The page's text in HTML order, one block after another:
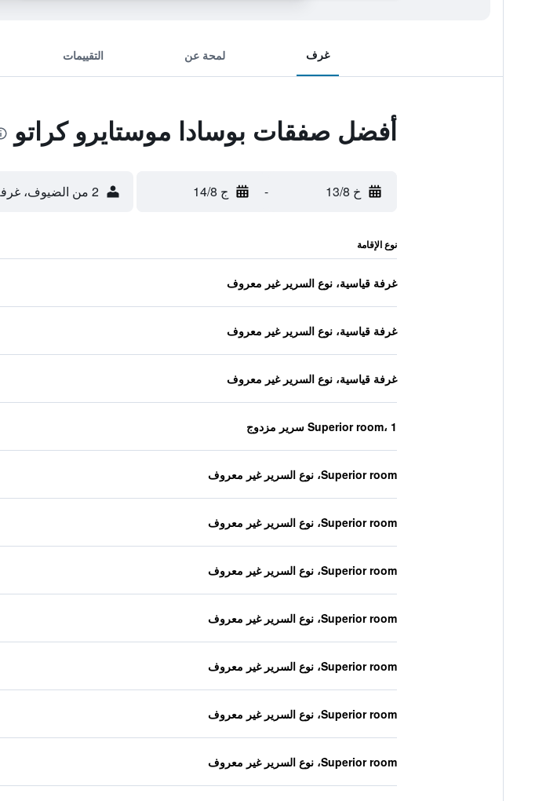
غرف لمحة عن التقييمات
أفضل صفقات بوسادا موستايرو كراتو
خ 13/8 - ج 14/8 2 من الضيوف، غرفة واحدة
نوع الإقامة
غرفة قياسية، نوع السرير غير معروف
غرفة قياسية، نوع السرير غير معروف
غرفة قياسية، نوع السرير غير معروف
Superior room، 1 سرير مزدوج
Superior room، نوع السرير غير معروف
Superior room، نوع السرير غير معروف
Superior room، نوع السرير غير معروف
Superior room، نوع السرير غير معروف
Superior room، نوع السرير غير معروف
Superior room، نوع السرير غير معروف
Superior room، نوع السرير غير معروف